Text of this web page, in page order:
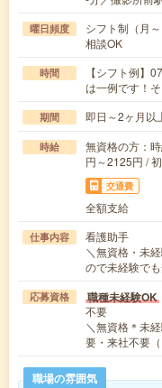
曜日頻度
シフト制（月
相談OK
時間
【シフト例】
は一例です！
期間 即日～2ヶ月以
時給
無資格の方：
円～2125円 /
交通費
全額支給
仕事内容
看護助手
＼無資格・未
ので未経験で
応募資格 職種未経験OK
不要
＼無資格＊未
要・来社不要
職場の雰囲気